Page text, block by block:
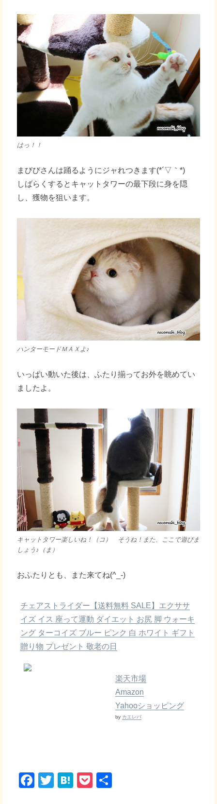
はっ！！
まびびさんは踊るようにジャれつきます(*´▽｀*)
しばらくするとキャットタワーの最下段に身を隠
し、獲物を狙います。
ハンターモードＭＡＸよ♪
いっぱい動いた後は、ふたり揃ってお外を眺めてい
ましたよ。
キャットタワー楽しいね！（コ） そうね！また、ここで遊びま
しょう♪（ま）
おふたりとも、また来てね(^_-)
チェアストライダー【送料無料 SALE】エクササ
イズ イス 座って運動 ダイエット お尻 脚 ウォーキ
ング ターコイズ ブルー ピンク 白 ホワイト ギフト
贈り物 プレゼント 敬老の日
楽天市場
Amazon
Yahooショッピング
by カエレバ
F
T
H
P